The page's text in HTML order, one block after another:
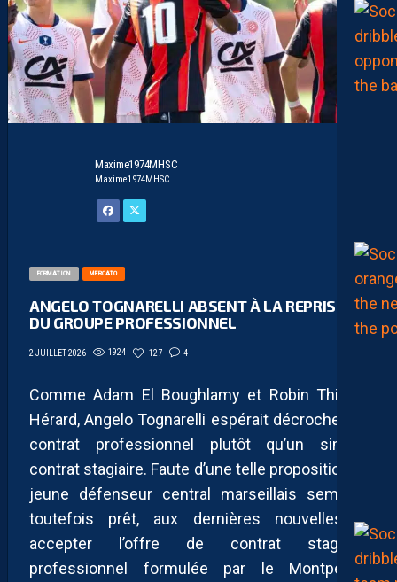
Maxime1974MHSC
Maxime1974MHSC
FORMATION MERCATO
ANGELO TOGNARELLI ABSENT À LA REPRISE
DU GROUPE PROFESSIONNEL
2 JUILLET 2026 1924 127 4
Comme Adam El Boughlamy et Robin Thiland
Hérard, Angelo Tognarelli espérait décrocher un
contrat professionnel plutôt qu’un simple
contrat stagiaire. Faute d’une telle proposition, le
jeune défenseur central marseillais semblait
toutefois prêt, aux dernières nouvelles, à
accepter l’offre de contrat stagiaire
professionnel formulée par le Montpellier